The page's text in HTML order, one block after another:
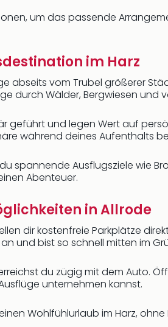
um das passende
im Harz
abseits vom Trubel größerer
durch Wälder, Bergwiesen
geführt und legen Wert auf
während deines Aufenthalts
spannende Ausflugsziele wie
Abenteuer.
in Allrode
dir kostenfreie Parkplätze
und bist so schnell mitten im
du zügig mit dem Auto.
unternehmen kannst.
Wohlfühlurlaub im Harz,